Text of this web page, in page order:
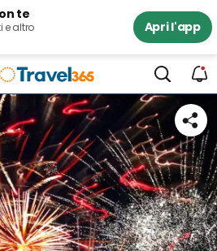
te
e altro Apri l'app